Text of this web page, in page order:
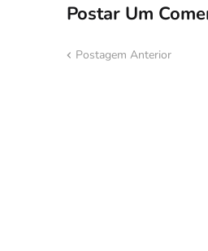
Postar Um
Postagem Anterior